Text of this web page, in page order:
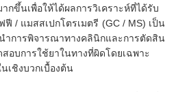
ากขึ้นเพื่อให้ได้ผลการวิเคราะห์ที่ได้รับ
/ แมสสเปกโตรเมตรี (GC / MS) เป็น
การพิจารณาทางคลินิกและการตัดสิน
อบการใช้ยาในทางที่ผิดโดยเฉพาะ
เชิงบวกเบื้องต้น